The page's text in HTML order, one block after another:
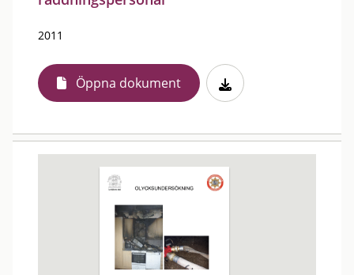
2011
Öppna dokument